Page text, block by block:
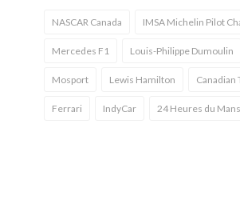
NASCAR Canada IMSA Michelin Pilot
Mercedes F1 Louis-Philippe Dumoulin
Mosport Lewis Hamilton
Ferrari IndyCar 24 Heures du Mans